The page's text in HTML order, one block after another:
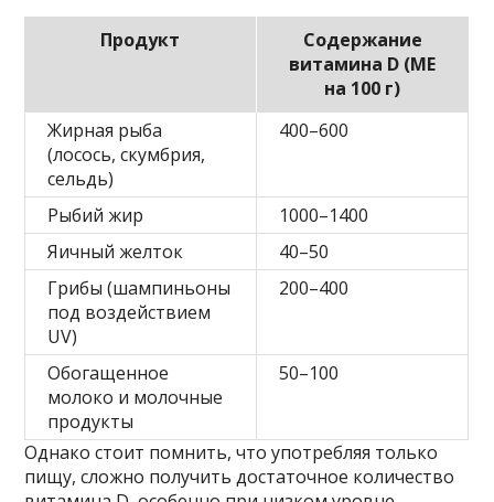
Продукт
Содержание
витамина D (МЕ
на 100 г)
Жирная рыба
(лосось, скумбрия,
сельдь)
400–600
Рыбий жир
1000–1400
Яичный желток
40–50
Грибы (шампиньоны
под воздействием
UV)
200–400
Обогащенное
молоко и молочные
продукты
50–100
Однако стоит помнить, что употребляя только
пищу, сложно получить достаточное количество